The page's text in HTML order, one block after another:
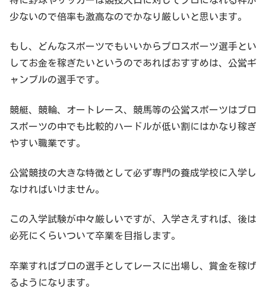
少ないので倍率も激高なのでかなり厳しいと思います。
もし、どんなスポーツでもいいからプロスポーツ選手とい
してお金を稼ぎたいというのであればおすすめは、公営ギ
ャンブルの選手です。
競艇、競輪、オートレース、競馬等の公営スポーツはプロ
スポーツの中でも比較的ハードルが低い割にはかなり稼ぎ
やすい職業です。
公営競技の大きな特徴として必ず専門の養成学校に入学し
なければいけません。
この入学試験が中々厳しいですが、入学さえすれば、後は
必死にくらいついて卒業を目指します。
卒業すればプロの選手としてレースに出場し、賞金を稼げ
るようになります。